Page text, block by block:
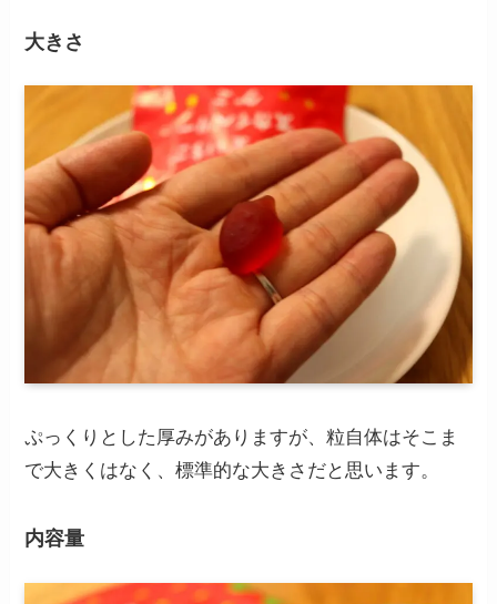
大きさ
ぷっくりとした厚みがありますが、粒自体はそこま
で大きくはなく、標準的な大きさだと思います。
内容量